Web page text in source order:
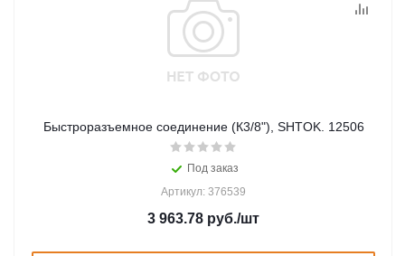
Быстроразъемное соединение (К3/8"), SHTOK. 12506
Под заказ
Артикул: 376539
3 963.78 руб./шт